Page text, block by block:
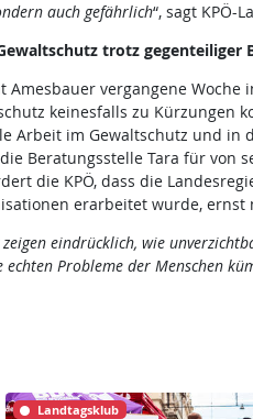
auch gefährlich“, sagt KPÖ-
trotz gegenteiliger
Amesbauer vergangene
keinesfalls zu Kürzungen
Arbeit im Gewaltschutz und
Beratungsstelle Tara für von
die KPÖ, dass die
erarbeitet wurde,
eindrücklich, wie
Probleme der Menschen
Landtagsklub